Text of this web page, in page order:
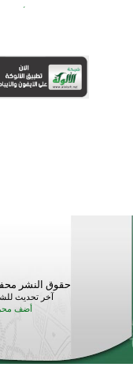
افتتاح تاريخي لأول
أكبر مشروع إسلامي في ريف
اختتام منافسات قرآنية
حقوق النشر محفوظة © 1448هـ
آخر تحديث للشبكة بتاريخ :
أضف